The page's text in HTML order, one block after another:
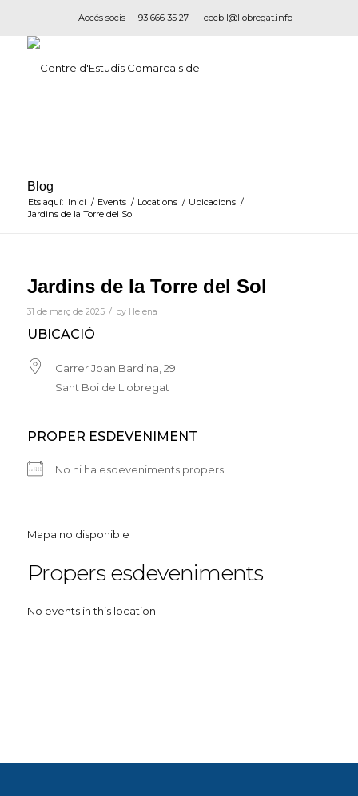
Accés socis 93 666 35 27 cecbll@llobregat.info
Blog
Ets aquí: Inici / Events / Locations / Ubicacions /
Jardins de la Torre del Sol
Jardins de la Torre del Sol
31 de març de 2025 / by Helena
UBICACIÓ
Carrer Joan Bardina, 29
Sant Boi de Llobregat
PROPER ESDEVENIMENT
No hi ha esdeveniments propers
Mapa no disponible
Propers esdeveniments
No events in this location